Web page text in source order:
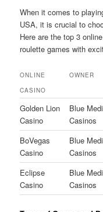
When it comes to
USA, it is crucial to
Here are the top 3
roulette games with
ONLINE
CASINO
OWNER
Golden Lion
Casino
Blue
Casinos
BoVegas
Casino
Blue
Casinos
Eclipse
Casino
Blue
Casinos